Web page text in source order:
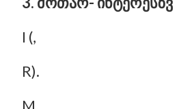
I (,
R).
M.